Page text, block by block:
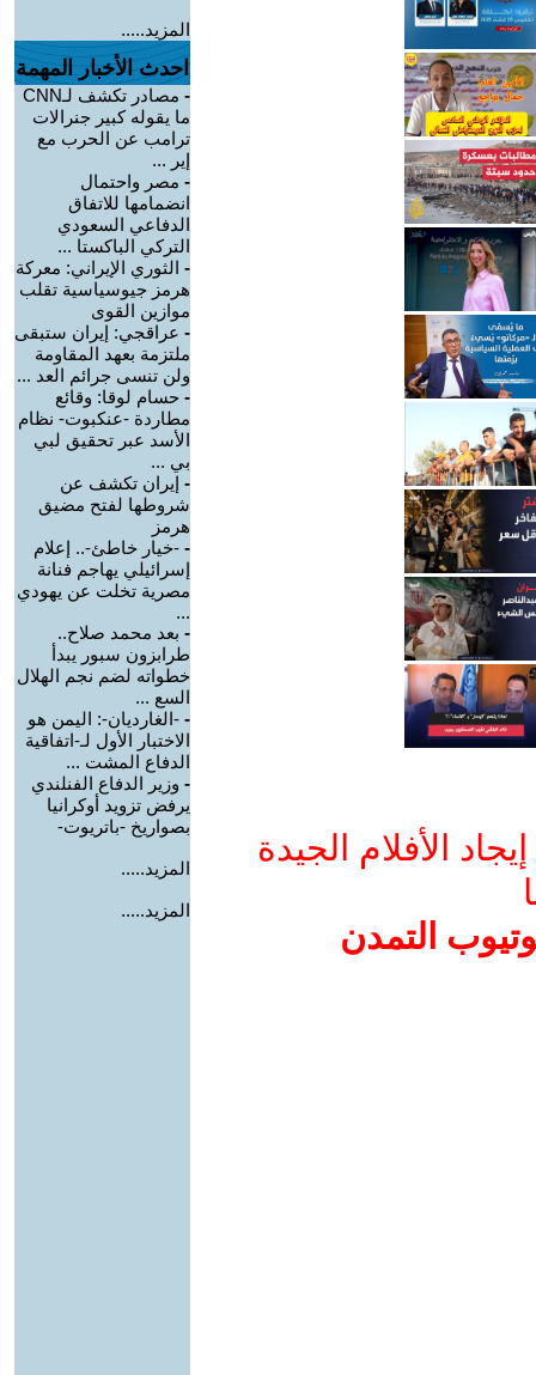
الأفلام الجيدة
التمدن
المزيد.....
احدث الأخبار المهمة
-
مصادر تكشف لـCNN
ما يقوله كبير جنرالات
ترامب عن الحرب مع
إير ...
- مصر واحتمال
انضمامها للاتفاق
الدفاعي السعودي
التركي الباكستا ...
- الثوري الإيراني: معركة
هرمز جيوسياسية تقلب
موازين القوى
- عراقجي: إيران ستبقى
ملتزمة بعهد المقاومة
ولن تنسى جرائم العد ...
- حسام لوقا: وقائع
مطاردة -عنكبوت- نظام
الأسد عبر تحقيق لبي
بي ...
- إيران تكشف عن
شروطها لفتح مضيق
هرمز
- -خيار خاطئ-.. إعلام
إسرائيلي يهاجم فنانة
مصرية تخلت عن يهودي
...
- بعد محمد صلاح..
طرابزون سبور يبدأ
خطواته لضم نجم الهلال
السع ...
- -الغارديان-: اليمن هو
الاختبار الأول لـ-اتفاقية
الدفاع المشت ...
- وزير الدفاع الفنلندي
يرفض تزويد أوكرانيا
بصواريخ -باتريوت-
المزيد.....
المزيد.....